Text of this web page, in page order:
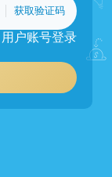
获取验证码
用户账号登录